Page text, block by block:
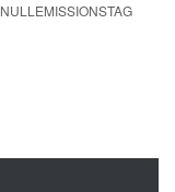
NULLEMISSIONSTAG